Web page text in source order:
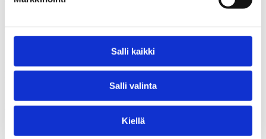
Salli kaikki
Salli valinta
Kiellä
selvästi sisäpolitiikassa. Eniten kannatusta saa ehdokas, joka ”toimii
koko valtakunnan etua ajatellen” (54%),”kannattaa ankarampia
rangaistuksia rikoksista” (52%) ja ”korostaa Suomen itsenäisyyttä”
puolustaminen (48 %). Varsin vähäistä vetovoimaa tunnetaan
ulkoistamista ajavaan ehdokkaaseen (12 %). Häntä vielä heikommin
yritystoiminnan sääntelyn lisäämistä nykyisestä” (7 %).